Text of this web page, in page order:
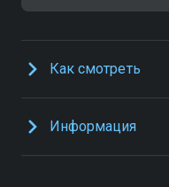
Как смотреть
Информация